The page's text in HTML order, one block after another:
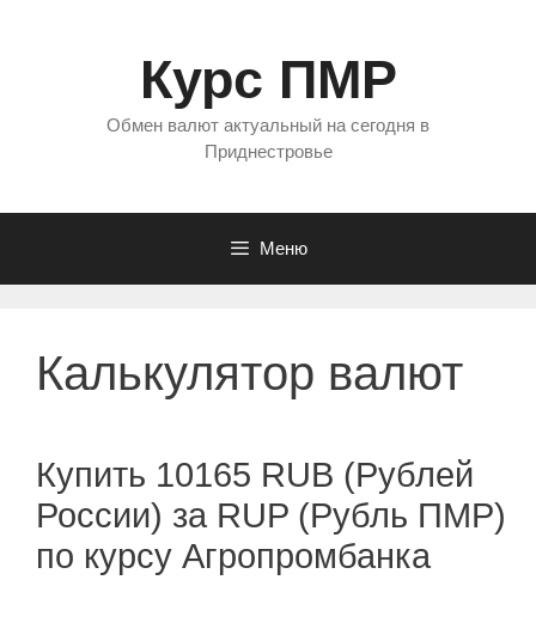
Курс ПМР
Обмен валют актуальный на сегодня в
Приднестровье
Меню
Калькулятор валют
Купить 10165 RUB (Рублей
России) за RUP (Рубль ПМР)
по курсу Агропромбанка